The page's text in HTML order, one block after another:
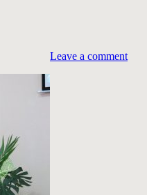
Leave a comment